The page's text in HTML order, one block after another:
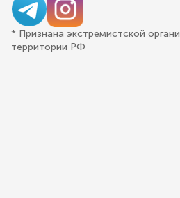
* Признана экстремистской
территории РФ